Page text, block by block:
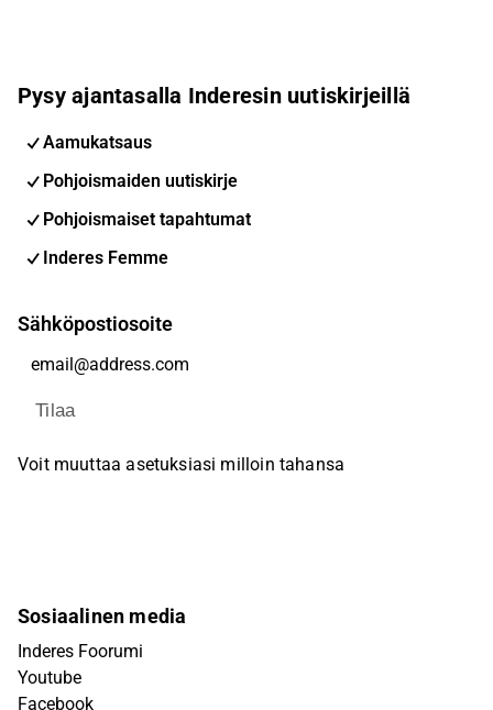
Pysy ajantasalla Inderesin uutiskirjeillä
Aamukatsaus
Pohjoismaiden uutiskirje
Pohjoismaiset tapahtumat
Inderes Femme
Sähköpostiosoite
Tilaa
Voit muuttaa asetuksiasi milloin tahansa
Sosiaalinen media
Inderes Foorumi
Youtube
Facebook